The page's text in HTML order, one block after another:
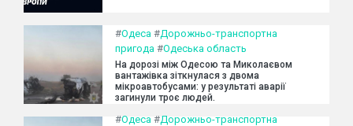
#Одеса #Дорожньо-транспортна
пригода #Одеська область
На дорозі між Одесою та Миколаєвом
вантажівка зіткнулася з двома
мікроавтобусами: у результаті аварії
загинули троє людей.
#Одеса #Дорожньо-транспортна